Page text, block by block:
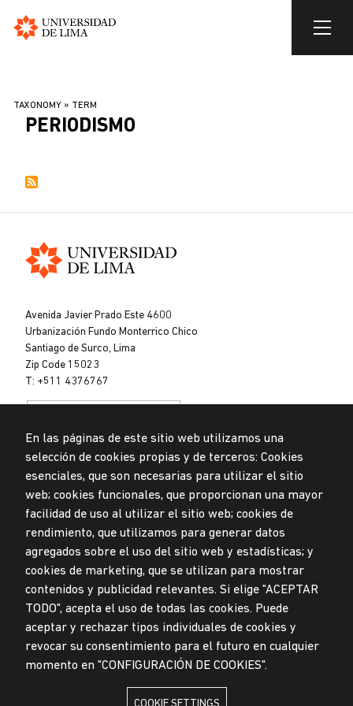
main
content
BREADCRUMB
TAXONOMY TERM
PERIODISMO
de
Lima
Avenida Javier Prado Este 4600
Urbanización Fundo Monterrico Chico
Santiago de Surco, Lima
Zip Code 15023
T: +511 4376767
Data Protection Policy
Submission Office
© Universidad de Lima, 2024
All Rights Reserved
Designed by Partners
UNIVERSIDAD DE LIMA IS MEMBER OF
En las páginas de este sitio web utilizamos una
selección de cookies propias y de terceros: Cookies
esenciales, que son necesarias para utilizar el sitio
web; cookies funcionales, que proporcionan una mayor
facilidad de uso al utilizar el sitio web; cookies de
rendimiento, que utilizamos para generar datos
agregados sobre el uso del sitio web y estadísticas; y
cookies de marketing, que se utilizan para mostrar
contenidos y publicidad relevantes. Si elige "ACEPTAR
TODO", acepta el uso de todas las cookies. Puede
aceptar y rechazar tipos individuales de cookies y
revocar su consentimiento para el futuro en cualquier
momento en "CONFIGURACIÓN DE COOKIES".